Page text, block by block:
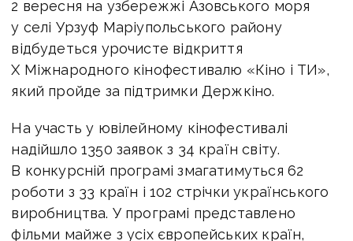
2 вересня на узбережжі Азовського моря
у селі Урзуф Маріупольського району
відбудеться урочисте відкриття
X Міжнародного кінофестивалю «Кіно і ТИ»,
який пройде за підтримки Держкіно.
На участь у ювілейному кінофестивалі
надійшло 1350 заявок з 34 країн світу.
В конкурсній програмі змагатимуться 62
роботи з 33 країн і 102 стрічки українського
виробництва. У програмі представлено
фільми майже з усіх європейських країн,